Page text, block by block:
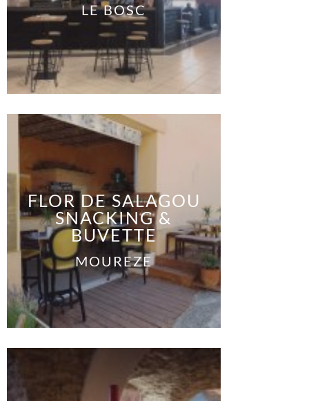
LE BOSC
FLOR DE SALAGOU
SNACKING &
BUVETTE
MOUREZE